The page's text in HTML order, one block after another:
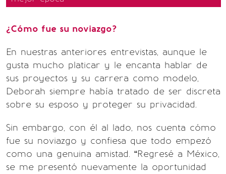
¿Cómo fue su noviazgo?
En nuestras anteriores entrevistas, aunque le
gusta mucho platicar y le encanta hablar de
sus proyectos y su carrera como modelo,
Deborah siempre había tratado de ser discreta
sobre su esposo y proteger su privacidad.
Sin embargo, con él al lado, nos cuenta cómo
fue su noviazgo y confiesa que todo empezó
como una genuina amistad. “Regresé a México,
se me presentó nuevamente la oportunidad